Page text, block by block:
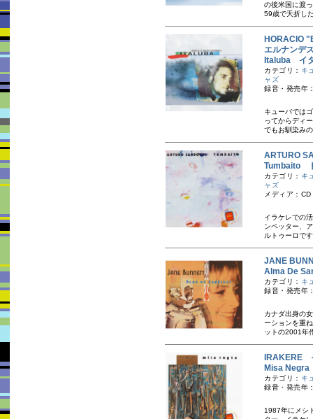
の後米国に渡
59歳で夭折し
HORACIO
エルナンデ
Italuba イ
カテゴリ： キ
ャズ
録音・発売年
キューバでは
ってからディ
でもお馴染み
ARTURO
Tumbaito
カテゴリ： キ
ャズ
メディア：CD
イラケレでの
ンペッター、
ルトゥーロで
JANE
Alma De
カテゴリ： キ
録音・発売年
カナダ出身の
ーションを重
ットの2001年
IRAKERE
Misa
カテゴリ： キ
録音・発売年
1987年にメシ